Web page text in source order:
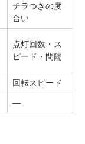
チラつきの度
合い
点灯回数・ス
ピード・間隔
回転スピード
―